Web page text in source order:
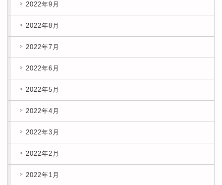
2022年9月
2022年8月
2022年7月
2022年6月
2022年5月
2022年4月
2022年3月
2022年2月
2022年1月